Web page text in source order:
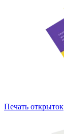
Печать открыток